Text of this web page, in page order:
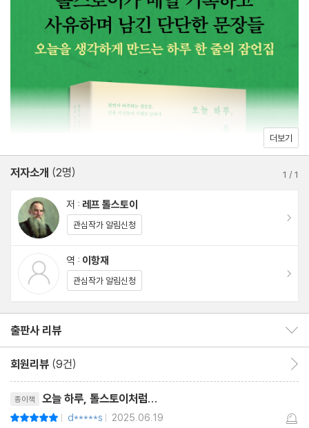
라 톨스토이 자신의 독창적인 작품이다. 정신적으로 피로하고 사회
적으로 불안정한 오늘을 사는 우리에게 위로보다는 사유를, 그리고
사유를 일상 속 실천으로 이끌어주는 《오늘 하루, 톨스토이처럼》의
글귀들이 마음 깊이 와닿는다.
더보기
저자소개 (2명) 1 /1
저 : 레프 톨스토이
관심작가 알림신청
역 : 이항재
관심작가 알림신청
출판사 리뷰
회원리뷰 (9건)
종이책 오늘 하루, 톨스토이처럼...
| d*****s | 2025.06.19